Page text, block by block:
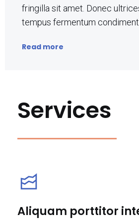
fringilla sit amet. Donec
tempus fermentum
Read more
Services
Aliquam porttitor